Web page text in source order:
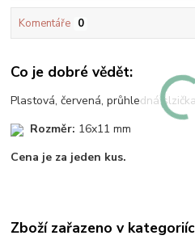
Komentáře 0
Co je dobré vědět:
Plastová, červená, průhledná
Rozměr: 16x11 mm
Cena je za jeden kus.
Zboží zařazeno v